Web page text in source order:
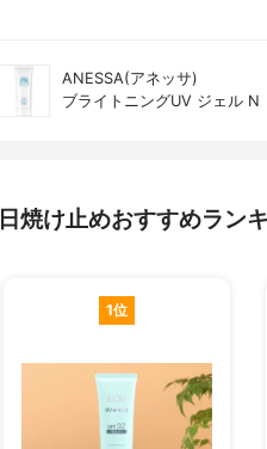
ANESSA(アネッサ)
ブライトニングUV ジェル N
日焼け止めおすすめラン
1位